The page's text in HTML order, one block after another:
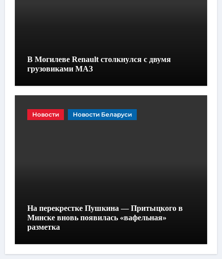
В Могилеве Renault столкнулся с двумя
грузовиками МАЗ
Новости Новости Беларуси
На перекрестке Пушкина — Притыцкого в
Минске вновь появилась «вафельная»
разметка